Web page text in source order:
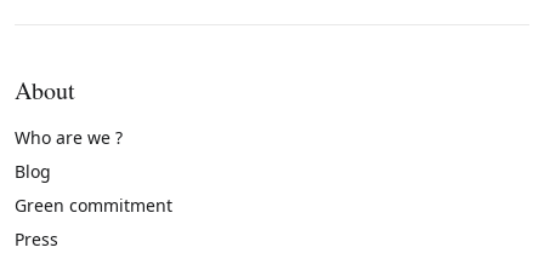
About
Who are we ?
Blog
Green commitment
Press